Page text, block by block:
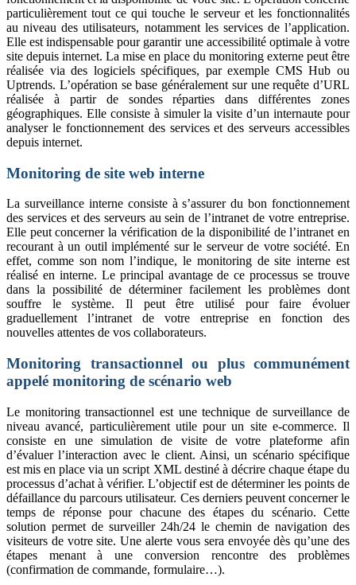
particulièrement tout ce qui touche le serveur et les fonctionnalités
au niveau des utilisateurs, notamment les services de l’application.
Elle est indispensable pour garantir une accessibilité optimale à votre
site depuis internet. La mise en place du monitoring externe peut être
réalisée via des logiciels spécifiques, par exemple CMS Hub ou
Uptrends. L’opération se base généralement sur une requête d’URL
réalisée à partir de sondes réparties dans différentes zones
géographiques. Elle consiste à simuler la visite d’un internaute pour
analyser le fonctionnement des services et des serveurs accessibles
depuis internet.
Monitoring de site web interne
La surveillance interne consiste à s’assurer du bon fonctionnement
des services et des serveurs au sein de l’intranet de votre entreprise.
Elle peut concerner la vérification de la disponibilité de l’intranet en
recourant à un outil implémenté sur le serveur de votre société. En
effet, comme son nom l’indique, le monitoring de site interne est
réalisé en interne. Le principal avantage de ce processus se trouve
dans la possibilité de déterminer facilement les problèmes dont
souffre le système. Il peut être utilisé pour faire évoluer
graduellement l’intranet de votre entreprise en fonction des
nouvelles attentes de vos collaborateurs.
Monitoring transactionnel ou plus communément
appelé monitoring de scénario web
Le monitoring transactionnel est une technique de surveillance de
niveau avancé, particulièrement utile pour un site e-commerce. Il
consiste en une simulation de visite de votre plateforme afin
d’évaluer l’interaction avec le client. Ainsi, un scénario spécifique
est mis en place via un script XML destiné à décrire chaque étape du
processus d’achat à vérifier. L’objectif est de déterminer les points de
défaillance du parcours utilisateur. Ces derniers peuvent concerner le
temps de réponse pour chacune des étapes du scénario. Cette
solution permet de surveiller 24h/24 le chemin de navigation des
visiteurs de votre site. Une alerte vous sera envoyée dès qu’une des
étapes menant à une conversion rencontre des problèmes
(confirmation de commande, formulaire…).